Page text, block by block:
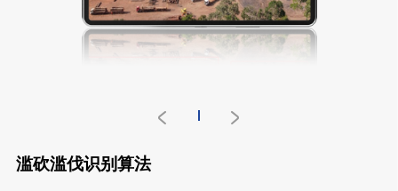
滥砍滥伐识别算法